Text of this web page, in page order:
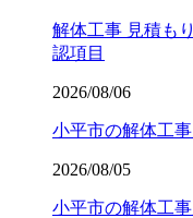
解体工事 見積も
認項目
2026/08/06
小平市の解体工
2026/08/05
小平市の解体工